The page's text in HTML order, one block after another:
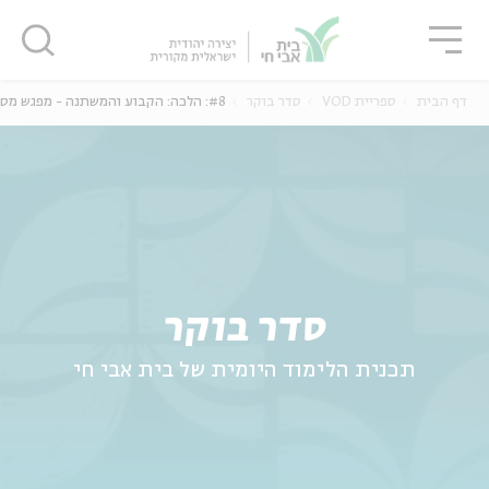
סדר בוקר
תכנית הלימוד היומית של בית אבי חי
דף הבית ספריית VOD סדר בוקר #8: הלכה: הקבוע והמשתנה - מפגש מס' 8
סגור